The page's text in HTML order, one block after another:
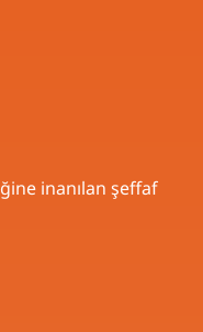
inanılan şeffaf